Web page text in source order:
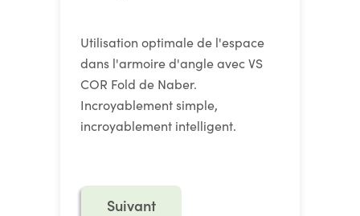
Utilisation optimale de l'espace
dans l'armoire d'angle avec VS
COR Fold de Naber.
Incroyablement simple,
incroyablement intelligent.
Suivant